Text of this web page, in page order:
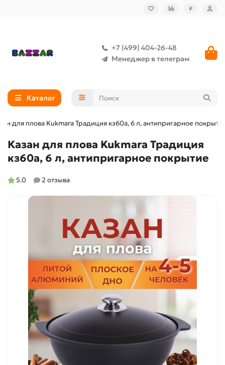
₽
+7 (499) 404-26-48
Менеджер в телеграм
Каталог
для плова Kukmara Традиция кз60а, 6 л, антипригарное
Казан для плова Kukmara Традиция
кз60а, 6 л, антипригарное покрытие
5.0 2 отзыва